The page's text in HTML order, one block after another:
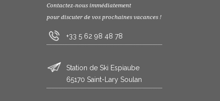
Contactez-nous immédiatement
pour discuter de vos prochaines vacances !
+33 5 62 98 48 78
Station de Ski Espiaube
65170 Saint-Lary Soulan